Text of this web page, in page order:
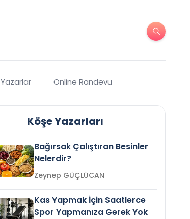
Yazarlar Online Randevu
Köşe Yazarları
Bağırsak Çalıştıran Besinler
Nelerdir?
Zeynep GÜÇLÜCAN
Kas Yapmak İçin Saatlerce
Spor Yapmanıza Gerek Yok